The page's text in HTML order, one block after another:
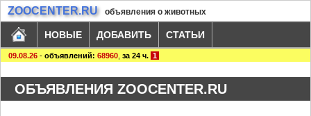
ZOOCENTER.RU объявления о животных
НОВЫЕ ДОБАВИТЬ СТАТЬИ
09.08.26 - объявлений: 68960 за 24 ч. 1
ОБЪЯВЛЕНИЯ ZOOCENTER.RU